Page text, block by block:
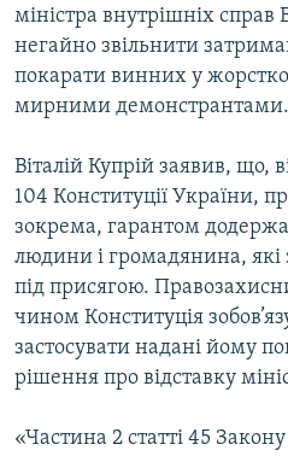
міністра внутрішніх справ
негайно звільнити
покарати винних у
мирними демонстрантами.
Віталій Купрій заявив, що,
104 Конституції України,
зокрема, гарантом
людини і громадянина, які
під присягою.
чином Конституція
застосувати надані йому
рішення про відставку
«Частина 2 статті 45